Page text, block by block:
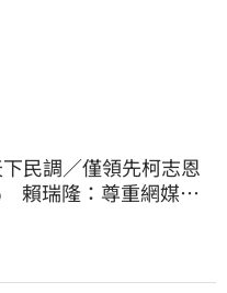
民調／僅領先柯志恩
賴瑞隆：尊重網媒特